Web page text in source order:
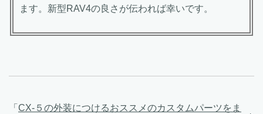
ます。新型RAV4の良さが伝われば幸いです。
「 CX-５の外装につけるおススメのカスタムパーツをま